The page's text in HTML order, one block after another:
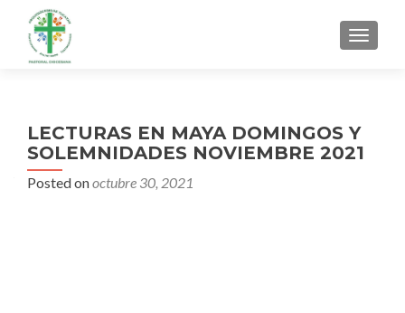
MENU
LECTURAS EN MAYA DOMINGOS Y
SOLEMNIDADES NOVIEMBRE 2021
Posted onoctubre 30, 2021